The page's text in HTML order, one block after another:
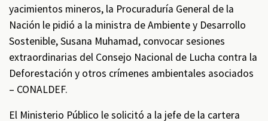
yacimientos mineros, la Procuraduría General de la
Nación le pidió a la ministra de Ambiente y Desarrollo
Sostenible, Susana Muhamad, convocar sesiones
extraordinarias del Consejo Nacional de Lucha contra la
Deforestación y otros crímenes ambientales asociados
– CONALDEF.
El Ministerio Público le solicitó a la jefe de la cartera